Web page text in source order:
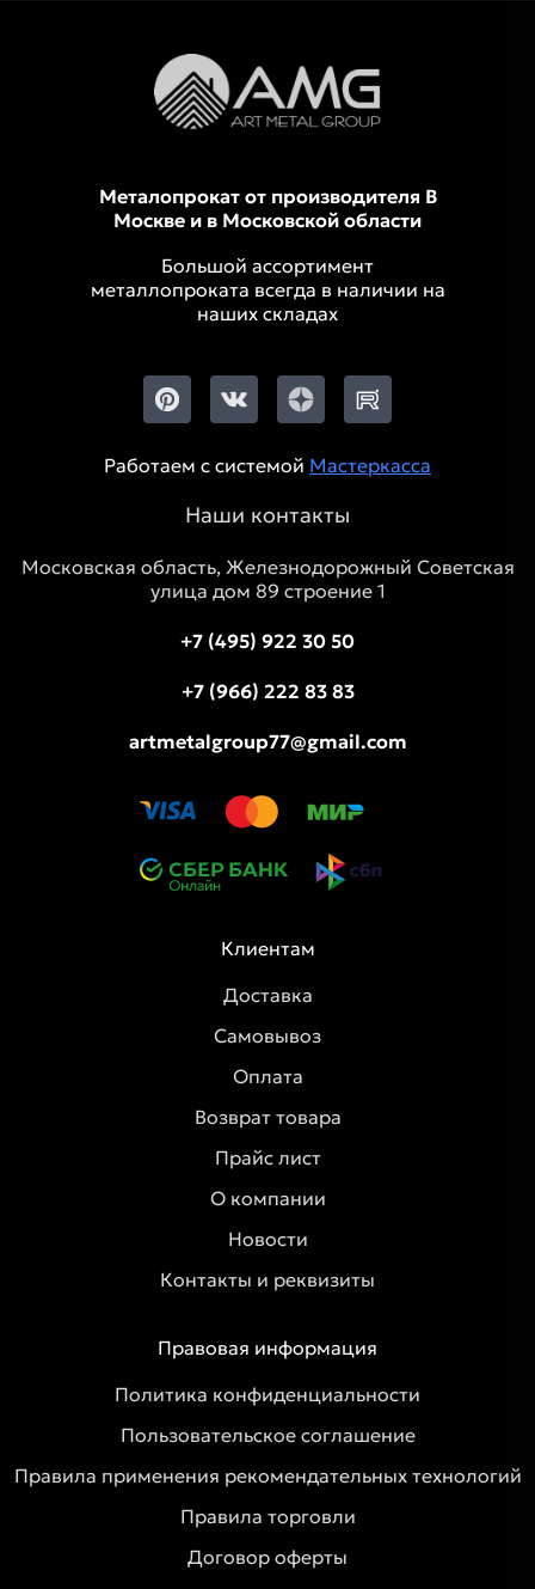
Металопрокат от производителя В
Москве и в Московской области
Большой ассортимент
металлопроката всегда в наличии на
наших складах
Работаем с системой Мастеркасса
Наши контакты
Московская область, Железнодорожный Советская
улица дом 89 строение 1
+7 (495) 922 30 50
+7 (966) 222 83 83
artmetalgroup77@gmail.com
Клиентам
Доставка
Самовывоз
Оплата
Возврат товара
Прайс лист
О компании
Новости
Контакты и реквизиты
Правовая информация
Политика конфиденциальности
Пользовательское соглашение
Правила применения рекомендательных технологий
Правила торговли
Договор оферты